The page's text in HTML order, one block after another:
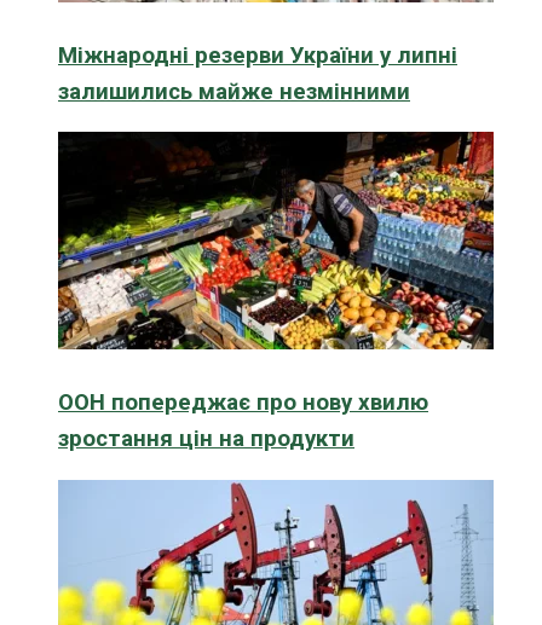
Міжнародні резерви України у липні
залишились майже незмінними
ООН попереджає про нову хвилю
зростання цін на продукти